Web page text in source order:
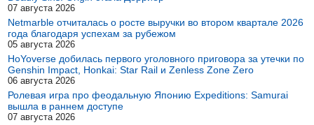
07 августа 2026
Netmarble отчиталась о росте выручки во втором квартале 2026
года благодаря успехам за рубежом
05 августа 2026
HoYoverse добилась первого уголовного приговора за утечки по
Genshin Impact, Honkai: Star Rail и Zenless Zone Zero
06 августа 2026
Ролевая игра про феодальную Японию Expeditions: Samurai
вышла в раннем доступе
07 августа 2026